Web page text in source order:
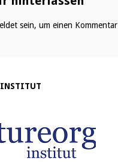
sein, um einen Kommentar
INSTITUT